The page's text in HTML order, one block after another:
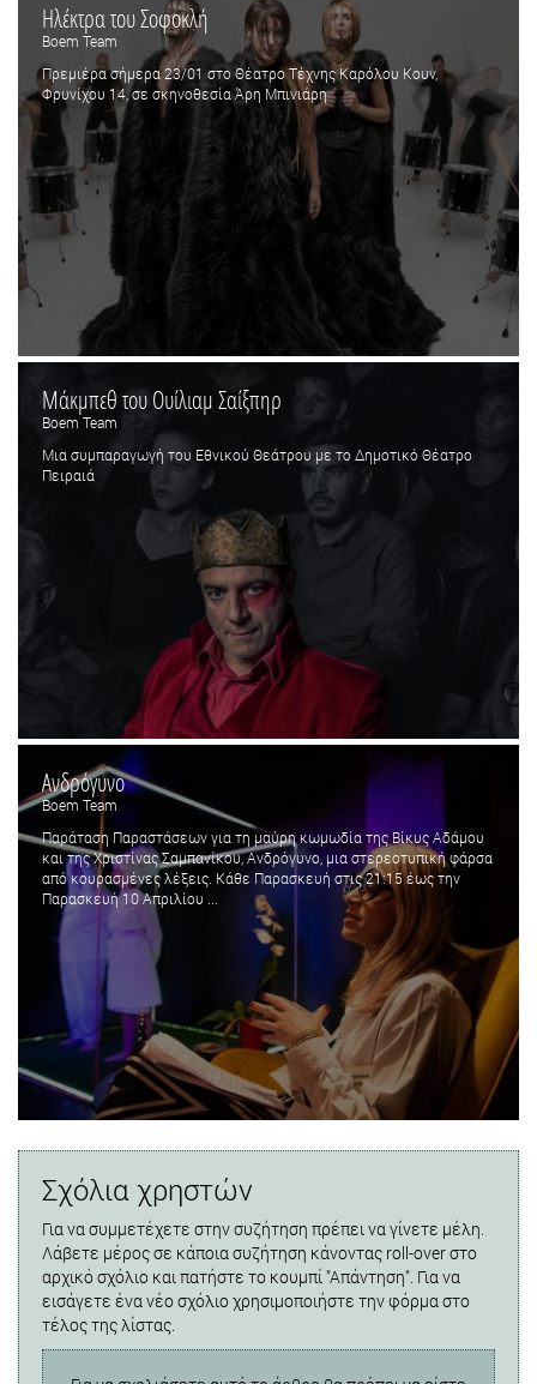
Ηλέκτρα του Σοφοκλή
Boem Team
Πρεμιέρα σήμερα 23/01 στο Θέατρο Τέχνης Καρόλου Κουν,
Φρυνίχου 14, σε σκηνοθεσία Άρη Μπινιάρη
Μάκμπεθ του Ουίλιαμ Σαίξπηρ
Boem Team
Μια συμπαραγωγή του Εθνικού Θεάτρου με το Δημοτικό Θέατρο
Πειραιά
Ανδρόγυνο
Boem Team
Παράταση Παραστάσεων για τη μαύρη κωμωδία της Βίκυς Αδάμου
και της Χριστίνας Σαμπανίκου, Ανδρόγυνο, μια στερεοτυπική φάρσα
από κουρασμένες λέξεις. Kάθε Παρασκευή στις 21:15 έως την
Παρασκευή 10 Απριλίου ...
Σχόλια χρηστών
Για να συμμετέχετε στην συζήτηση πρέπει να γίνετε μέλη.
Λάβετε μέρος σε κάποια συζήτηση κάνοντας roll-over στο
αρχικό σχόλιο και πατήστε το κουμπί "Απάντηση". Για να
εισάγετε ένα νέο σχόλιο χρησιμοποιήστε την φόρμα στο
τέλος της λίστας.